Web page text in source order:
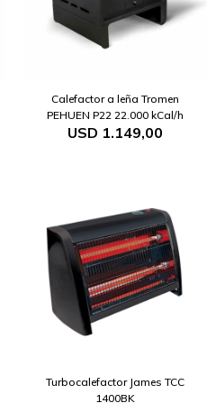
Calefactor a leña Tromen
PEHUEN P22 22.000 kCal/h
USD 1.149,00
Turbocalefactor James TCC
1400BK